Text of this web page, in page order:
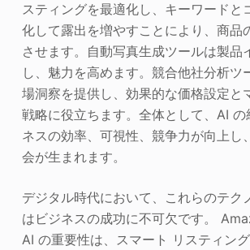
スティングを最適化し、キーワードと
化して露出を増やすことにより、商品
させます。自動写真生成ツールは製品
し、魅力を高めます。競合他社分析ツ
場洞察を提供し、効果的な価格設定と
戦略に役立ちます。全体として、AI の
ネスの効率、可視性、競争力が向上し
会が生まれます。
デジタル時代において、これらのテク
はビジネスの成功に不可欠です。
AI の重要性は、スマート リスティン